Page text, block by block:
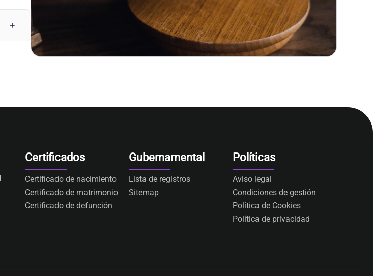
Certificados
Certificado de nacimiento
Certificado de matrimonio
Certificado de defunción
Gubernamental
Lista de registros
Sitemap
Políticas
Aviso legal
Condiciones de gestión
Política de Cookies
Política de privacidad